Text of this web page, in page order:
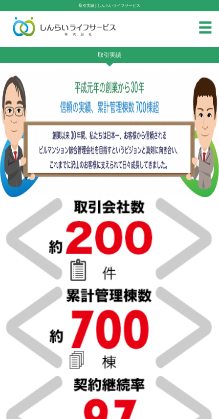
取引実績 | しんらいライフサービス
取引実績